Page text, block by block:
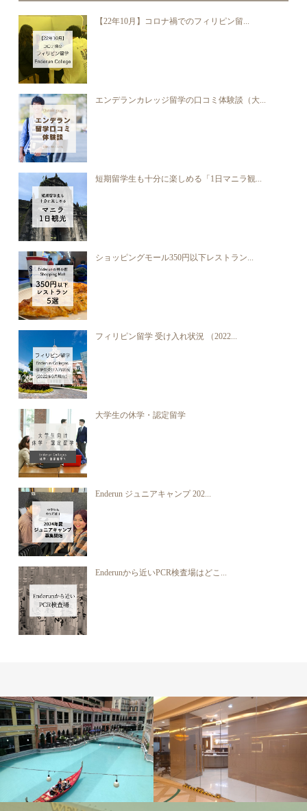
【22年10月】コロナ禍でのフィリピン留...
エンデランカレッジ留学の口コミ体験談（大...
短期留学生も十分に楽しめる「1日マニラ観...
ショッピングモール350円以下レストラン...
フィリピン留学 受け入れ状況 （2022...
大学生の休学・認定留学
Enderun ジュニアキャンプ 202...
Enderunから近いPCR検査場はどこ...
周辺情報 学校施設